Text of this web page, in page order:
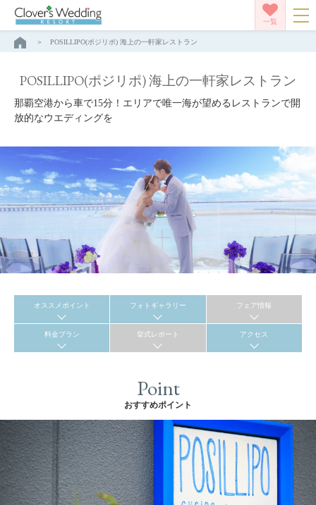
一覧
POSILLIPO(ポジリポ) 海上の一軒家レストラン
POSILLIPO(ポジリポ) 海上の一軒家レストラン
那覇空港から車で15分！エリアで唯一海が望めるレストランで開
放的なウエディングを
オススメポイント フォトギャラリー フェア情報
料金プラン 挙式レポート アクセス
Point
おすすめポイント